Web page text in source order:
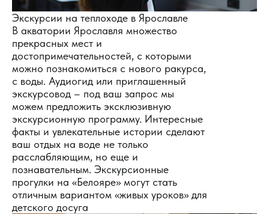
Экскурсии на теплоходе в Ярославле
В акватории Ярославля множество
прекрасных мест и
достопримечательностей, с которыми
можно познакомиться с нового ракурса,
с воды. Аудиогид или приглашенный
экскурсовод – под ваш запрос мы
можем предложить эксклюзивную
экскурсионную программу. Интересные
факты и увлекательные истории сделают
ваш отдых на воде не только
расслабляющим, но еще и
познавательным. Экскурсионные
прогулки на «Белояре» могут стать
отличным вариантом «живых уроков» для
детского досуга